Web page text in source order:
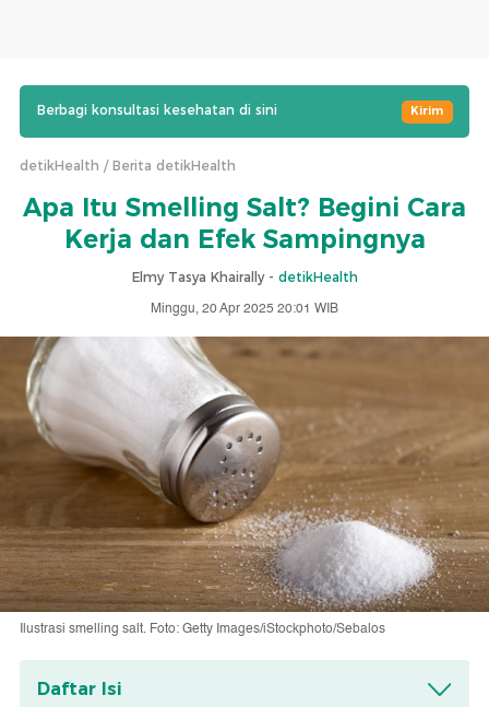
Berbagi konsultasi kesehatan di sini Kirim
detikHealth Berita detikHealth
Apa Itu Smelling Salt? Begini Cara
Kerja dan Efek Sampingnya
Elmy Tasya Khairally - detikHealth
Minggu, 20 Apr 2025 20:01 WIB
Ilustrasi smelling salt. Foto: Getty Images/iStockphoto/Sebalos
Daftar Isi